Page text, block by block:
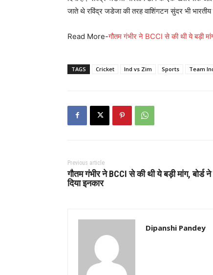
जाते थे रविंद्र जडेजा की तरह वाशिंगटन सुंदर भी
Read More-गौतम गंभीर ने BCCI से की थी ये बड़ी
TAGS Cricket Ind vs Zim Sports Team
Previous article
गौतम गंभीर ने BCCI से की थी ये बड़ी मांग, बोर्ड
दिया इनकार
Dipanshi Pandey